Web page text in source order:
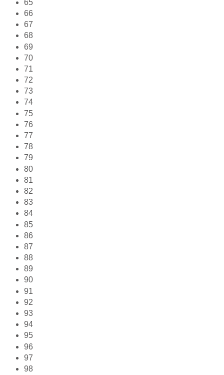
65
66
67
68
69
70
71
72
73
74
75
76
77
78
79
80
81
82
83
84
85
86
87
88
89
90
91
92
93
94
95
96
97
98